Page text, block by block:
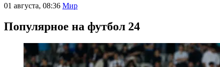
01 августа, 08:36 Мир
Популярное на футбол 24